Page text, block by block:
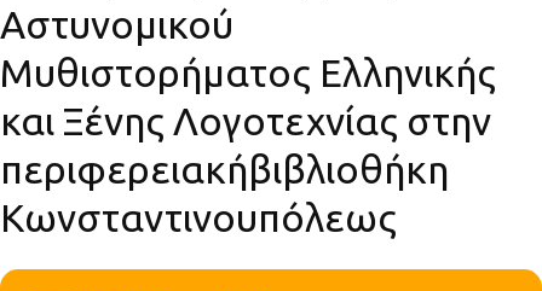
Αστυνομικού
Μυθιστορήματος Ελληνικής
και Ξένης Λογοτεχνίας στην
περιφερειακήβιβλιοθήκη
Κωνσταντινουπόλεως